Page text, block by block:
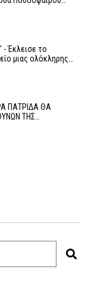
Έκλεισε το
μιας ολόκληρης…
ΠΑΤΡΙΔΑ ΘΑ
ΤΗΣ…